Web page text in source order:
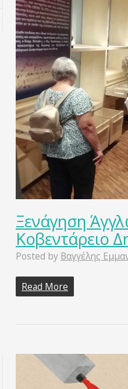
Ξενάγηση
Κοβεντάρειο
Posted by Βαγγέλης
Read More